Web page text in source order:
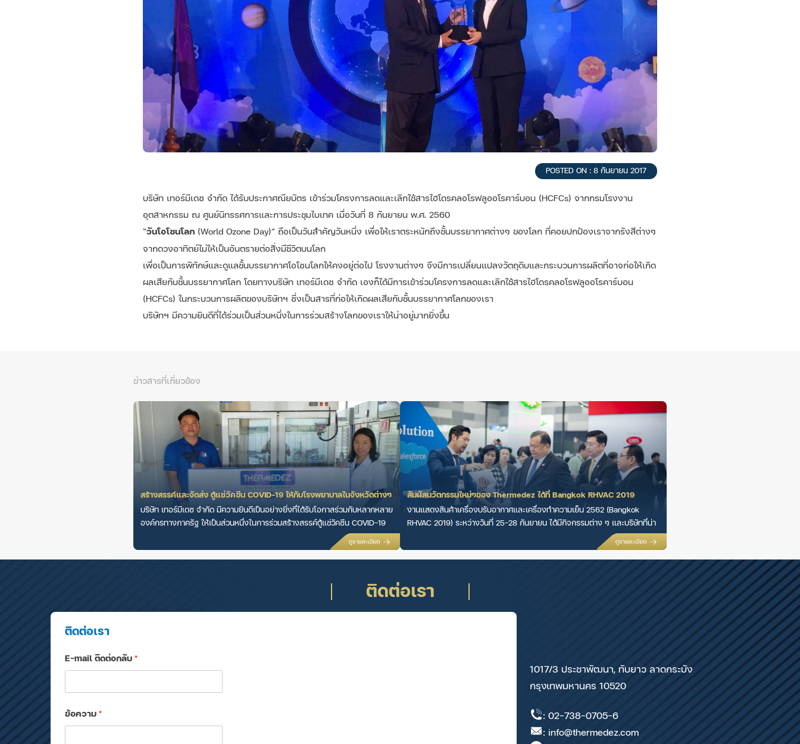
POSTED ON : 8 กันยายน 2017
บริษัท เทอร์มีเดซ จำกัด ได้รับประกาศณียบัตร เข้าร่วมโครงการลดและเลิกใช้สารไฮโดรคลอโรฟลูออโรคาร์บอน (HCFCs) จากกรมโรงงาน
อุตสาหกรรม ณ ศูนย์นิทรรศการและการประชุมไบเทค เมื่อวันที่ 8 กันยายน พ.ศ. 2560
“วันโอโซนโลก (World Ozone Day)” ถือเป็นวันสำคัญวันหนึ่ง เพื่อให้เราตระหนักถึงชั้นบรรยากาศต่างๆ ของโลก ที่คอยปกป้องเราจากรังสีต่างๆ
จากดวงอาทิตย์ไม่ให้เป็นอันตรายต่อสิ่งมีชีวิตบนโลก
เพื่อเป็นการพิทักษ์และดูแลชั้นบรรยากาศโอโซนโลกให้คงอยู่ต่อไป โรงงานต่างๆ จึงมีการเปลี่ยนแปลงวัตถุดิบและกระบวนการผลิตที่อาจก่อให้เกิด
ผลเสียกับชั้นบรรยากาศโลก โดยทางบริษัท เทอร์มีเดซ จำกัด เองก็ได้มีการเข้าร่วมโครงการลดและเลิกใช้สารไฮโดรคลอโรฟลูออโรคาร์บอน
(HCFCs) ในกระบวนการผลิตของบริษัทฯ ซึ่งเป็นสารที่ก่อให้เกิดผลเสียกับชั้นบรรยากาศโลกของเรา
บริษัทฯ มีความยินดีที่ได้ร่วมเป็นส่วนหนึ่งในการร่วมสร้างโลกของเราให้น่าอยู่มากยิ่งขึ้น
ข่าวสารที่เกี่ยวข้อง
สร้างสรรค์และจัดส่ง ตู้แช่วัคซีน COVID-19 ให้กับโรงพยาบาลในจังหวัดต่างๆ
บริษัท เทอร์มีเดซ จำกัด มีความยินดีเป็นอย่างยิ่งที่ได้รับโอกาสร่วมกับหลากหลาย
องค์กรทางภาครัฐ ให้เป็นส่วนหนึ่งในการร่วมสร้างสรรค์ตู้แช่วัคซีน COVID-19
สัมผัสนวัตกรรมใหม่ๆของ Thermedez ได้ที่ Bangkok RHVAC 2019
งานแสดงสินค้าเครื่องปรับอากาศและเครื่องทำความเย็น 2562 (Bangkok
RHVAC 2019) ระหว่างวันที่ 25-28 กันยายน ได้มีกิจกรรมต่าง ๆ และบริษัทที่น่า
ติดต่อเรา
ติดต่อเรา
E-mail ติดต่อกลับ*
ข้อความ*
1017/3 ประชาพัฒนา, ทับยาว ลาดกระบัง
กรุงเทพมหานคร 10520
: 02-738-0705-6
: info@thermedez.com